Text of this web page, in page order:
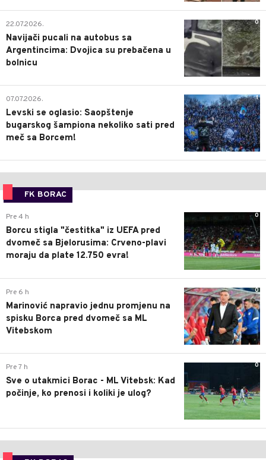
0
22.07.2026.
Navijači pucali na autobus sa
Argentincima: Dvojica su prebačena u
bolnicu
1
07.07.2026.
Levski se oglasio: Saopštenje
bugarskog šampiona nekoliko sati pred
meč sa Borcem!
FK BORAC
0
Pre 4 h
Borcu stigla "čestitka" iz UEFA pred
dvomeč sa Bjelorusima: Crveno-plavi
moraju da plate 12.750 evra!
0
Pre 6 h
Marinović napravio jednu promjenu na
spisku Borca pred dvomeč sa ML
Vitebskom
0
Pre 7 h
Sve o utakmici Borac - ML Vitebsk: Kad
počinje, ko prenosi i koliki je ulog?